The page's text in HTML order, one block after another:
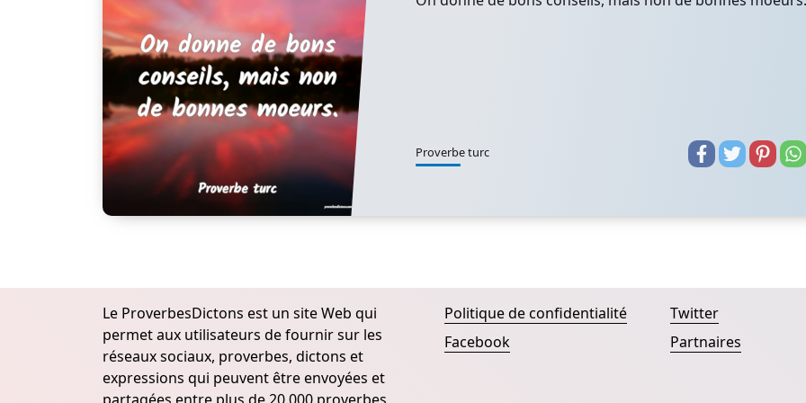
Proverbe turc
Le ProverbesDictons est un site Web qui
permet aux utilisateurs de fournir sur les
réseaux sociaux, proverbes, dictons et
expressions qui peuvent être envoyées et
Politique de confidentialité
Facebook
Twitter
Partnaires